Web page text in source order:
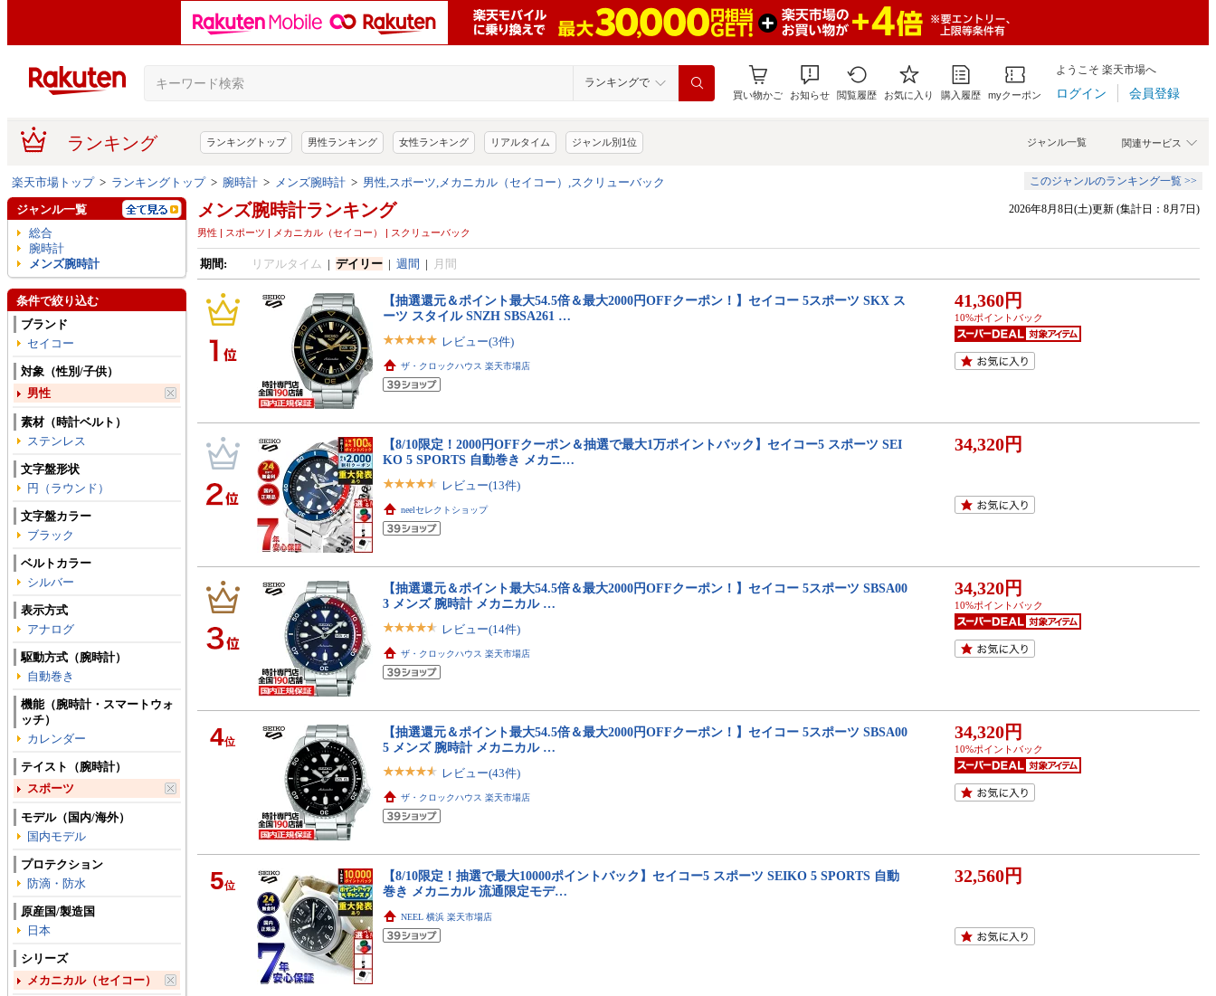
ランキングで
買い物かご お知らせ 閲覧履歴 お気に入り 購入履歴 myクーポン
ようこそ 楽天市場へ
ログイン 会員登録
ランキング 関連サービス
ジャンル一覧
ランキングトップ 男性ランキング 女性ランキング リアルタイム ジャンル別1位
楽天市場トップ> ランキングトップ> 腕時計 > メンズ腕時計 > 男性,スポーツ,メカニカル（セイコー）,スクリューバック このジャンルのランキング一覧 >>
メンズ腕時計ランキング
男性 | スポーツ | メカニカル（セイコー） | スクリューバック
2026年8月8日(土)更新 (集計日：8月7日)
期間: リアルタイム | デイリー| 週間 | 月間
【抽選還元＆ポイント最大54.5倍＆最大2000円OFFクーポン！】セイコー 5スポーツ SKX ス
ーツ スタイル SNZH SBSA261 …
レビュー(3件)
ザ・クロックハウス 楽天市場店
41,360円
10%ポイントバック
【8/10限定！2000円OFFクーポン＆抽選で最大1万ポイントバック】セイコー5 スポーツ SEI
KO 5 SPORTS 自動巻き メカニ…
レビュー(13件)
neelセレクトショップ
34,320円
【抽選還元＆ポイント最大54.5倍＆最大2000円OFFクーポン！】セイコー 5スポーツ SBSA00
3 メンズ 腕時計 メカニカル …
レビュー(14件)
ザ・クロックハウス 楽天市場店
34,320円
10%ポイントバック
4位
【抽選還元＆ポイント最大54.5倍＆最大2000円OFFクーポン！】セイコー 5スポーツ SBSA00
5 メンズ 腕時計 メカニカル …
レビュー(43件)
ザ・クロックハウス 楽天市場店
34,320円
10%ポイントバック
5位
【8/10限定！抽選で最大10000ポイントバック】セイコー5 スポーツ SEIKO 5 SPORTS 自動
巻き メカニカル 流通限定モデ…
NEEL 横浜 楽天市場店
32,560円
ジャンル一覧
総合
腕時計
メンズ腕時計
条件で絞り込む
ブランド
セイコー
対象（性別/子供）
男性
素材（時計ベルト）
ステンレス
文字盤形状
円（ラウンド）
文字盤カラー
ブラック
ベルトカラー
シルバー
表示方式
アナログ
駆動方式（腕時計）
自動巻き
機能（腕時計・スマートウォ
ッチ）
カレンダー
テイスト（腕時計）
スポーツ
モデル（国内/海外）
国内モデル
プロテクション
防滴・防水
原産国/製造国
日本
シリーズ
メカニカル（セイコー）